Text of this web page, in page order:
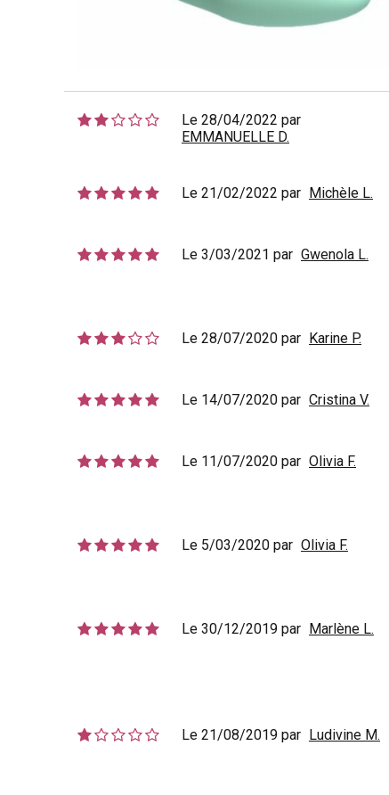
Le 28/04/2022 par
EMMANUELLE D.
Le 21/02/2022 par Michèle L.
Le 3/03/2021 par Gwenola L.
Le 28/07/2020 par Karine P.
Le 14/07/2020 par Cristina V.
Le 11/07/2020 par Olivia F.
Le 5/03/2020 par Olivia F.
Le 30/12/2019 par Marlène L.
Le 21/08/2019 par Ludivine M.